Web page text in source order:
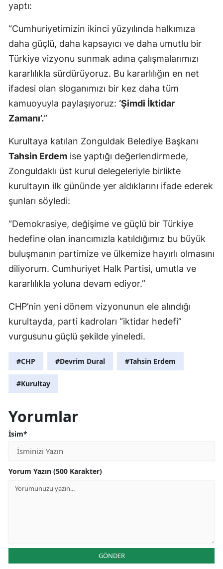
yaptı:
“Cumhuriyetimizin ikinci yüzyılında halkımıza
daha güçlü, daha kapsayıcı ve daha umutlu bir
Türkiye vizyonu sunmak adına çalışmalarımızı
kararlılıkla sürdürüyoruz. Bu kararlılığın en net
ifadesi olan sloganımızı bir kez daha tüm
kamuoyuyla paylaşıyoruz: ‘Şimdi İktidar
Zamanı’.”
Kurultaya katılan Zonguldak Belediye Başkanı
Tahsin Erdem ise yaptığı değerlendirmede,
Zonguldaklı üst kurul delegeleriyle birlikte
kurultayın ilk gününde yer aldıklarını ifade ederek
şunları söyledi:
“Demokrasiye, değişime ve güçlü bir Türkiye
hedefine olan inancımızla katıldığımız bu büyük
buluşmanın partimize ve ülkemize hayırlı olmasını
diliyorum. Cumhuriyet Halk Partisi, umutla ve
kararlılıkla yoluna devam ediyor.”
CHP’nin yeni dönem vizyonunun ele alındığı
kurultayda, parti kadroları “iktidar hedefi”
vurgusunu güçlü şekilde yineledi.
#CHP #Devrim Dural #Tahsin Erdem
#Kurultay
Yorumlar
İsim*
Yorum Yazın (500 Karakter)
GÖNDER